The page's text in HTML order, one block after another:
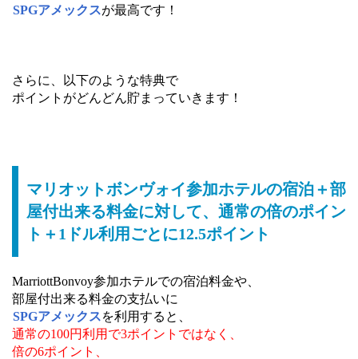
SPGアメックスが最高です！
さらに、以下のような特典で
ポイントがどんどん貯まっていきます！
マリオットボンヴォイ参加ホテルの宿泊＋部
屋付出来る料金に対して、通常の倍のポイン
ト＋1ドル利用ごとに12.5ポイント
MarriottBonvoy参加ホテルでの宿泊料金や、
部屋付出来る料金の支払いに
SPGアメックスを利用すると、
通常の100円利用で3ポイントではなく、
倍の6ポイント、